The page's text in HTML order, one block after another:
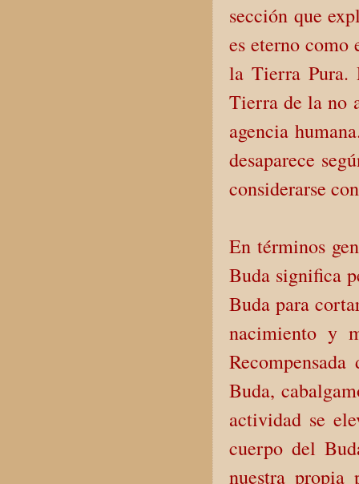
sección que
es eterno
la Tierra
Tierra de la no
agencia
desaparece
considerarse
En términos
Buda significa
Buda para
nacimiento y
Buda,
actividad se
cuerpo del
nuestra propia